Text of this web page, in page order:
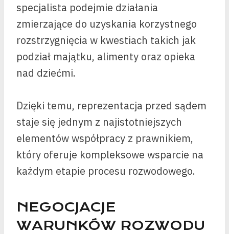
specjalista podejmie działania
zmierzające do uzyskania korzystnego
rozstrzygnięcia w kwestiach takich jak
podział majątku, alimenty oraz opieka
nad dziećmi.
Dzięki temu, reprezentacja przed sądem
staje się jednym z najistotniejszych
elementów współpracy z prawnikiem,
który oferuje kompleksowe wsparcie na
każdym etapie procesu rozwodowego.
NEGOCJACJE
WARUNKÓW ROZWODU